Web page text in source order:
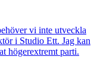
vi inte utveckla
i Studio Ett. Jag kan
högerextremt parti.